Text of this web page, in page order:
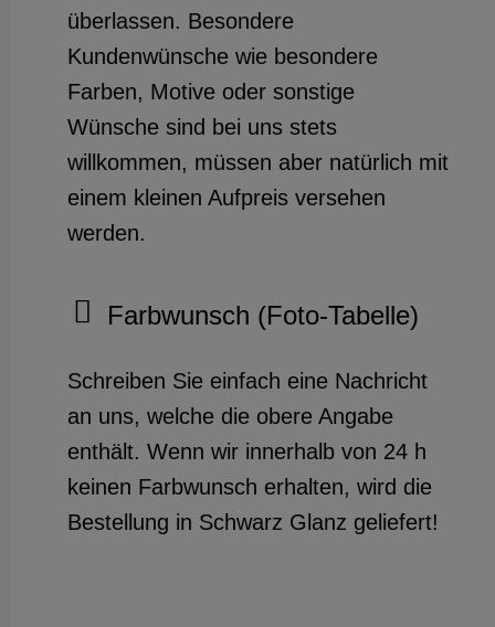
überlassen. Besondere
Kundenwünsche wie besondere
Farben, Motive oder sonstige
Wünsche sind bei uns stets
willkommen, müssen aber natürlich mit
einem kleinen Aufpreis versehen
werden.
Farbwunsch (Foto-Tabelle)
Schreiben Sie einfach eine Nachricht
an uns, welche die obere Angabe
enthält. Wenn wir innerhalb von 24 h
keinen Farbwunsch erhalten, wird die
Bestellung in Schwarz Glanz geliefert!